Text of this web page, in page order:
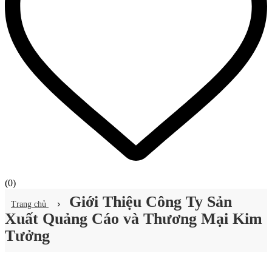
(0)
Trang chủ
Giới Thiệu Công Ty Sản
Xuất Quảng Cáo và Thương Mại Kim
Tưởng